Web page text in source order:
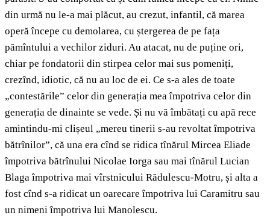
din urmă nu le-a mai plăcut, au crezut, infantil, că marea
operă începe cu demolarea, cu ștergerea de pe fața
pămîntului a vechilor ziduri. Au atacat, nu de puține ori,
chiar pe fondatorii din stirpea celor mai sus pomeniți,
crezînd, idiotic, că nu au loc de ei. Ce s-a ales de toate
„contestările” celor din generația mea împotriva celor din
generația de dinainte se vede. Și nu vă îmbătați cu apă rece
amintindu-mi clișeul „mereu tinerii s-au revoltat împotriva
bătrînilor”, că una era cînd se ridica tînărul Mircea Eliade
împotriva bătrînului Nicolae Iorga sau mai tînărul Lucian
Blaga împotriva mai vîrstnicului Rădulescu-Motru, și alta a
fost cînd s-a ridicat un oarecare împotriva lui Caramitru sau
un nimeni împotriva lui Manolescu.